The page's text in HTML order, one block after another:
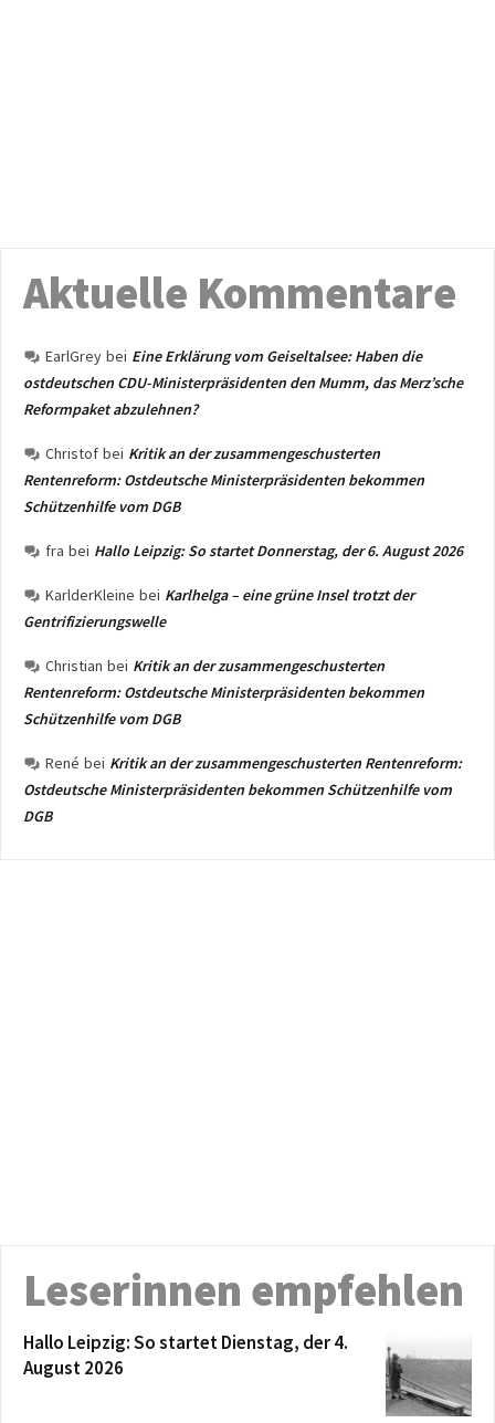
Aktuelle Kommentare
EarlGrey bei Eine Erklärung vom Geiseltalsee: Haben die
ostdeutschen CDU-Ministerpräsidenten den Mumm, das Merz’sche
Reformpaket abzulehnen?
Christof bei Kritik an der zusammengeschusterten
Rentenreform: Ostdeutsche Ministerpräsidenten bekommen
Schützenhilfe vom DGB
fra bei Hallo Leipzig: So startet Donnerstag, der 6. August 2026
KarlderKleine bei Karlhelga – eine grüne Insel trotzt der
Gentrifizierungswelle
Christian bei Kritik an der zusammengeschusterten
Rentenreform: Ostdeutsche Ministerpräsidenten bekommen
Schützenhilfe vom DGB
René bei Kritik an der zusammengeschusterten Rentenreform:
Ostdeutsche Ministerpräsidenten bekommen Schützenhilfe vom
DGB
Leserinnen empfehlen
Hallo Leipzig: So startet Dienstag, der 4.
August 2026